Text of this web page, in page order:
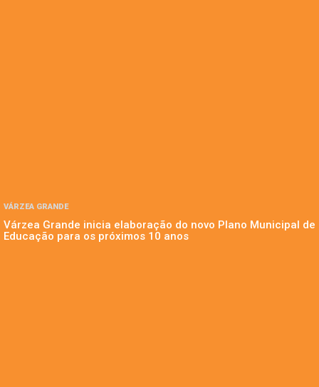
VÁRZEA GRANDE
Várzea Grande inicia elaboração do novo Plano Municipal de
Educação para os próximos 10 anos